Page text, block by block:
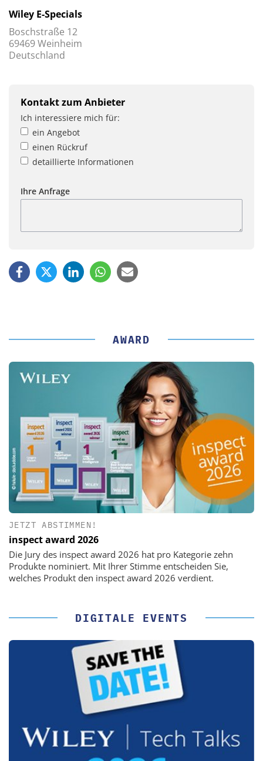
Wiley E-Specials
Boschstraße 12
69469 Weinheim
Deutschland
Kontakt zum Anbieter
Ich interessiere mich für:
ein Angebot
einen Rückruf
detaillierte Informationen
Ihre Anfrage
AWARD
JETZT ABSTIMMEN!
inspect award 2026
Die Jury des inspect award 2026 hat pro Kategorie zehn
Produkte nominiert. Mit Ihrer Stimme entscheiden Sie,
welches Produkt den inspect award 2026 verdient.
DIGITALE EVENTS